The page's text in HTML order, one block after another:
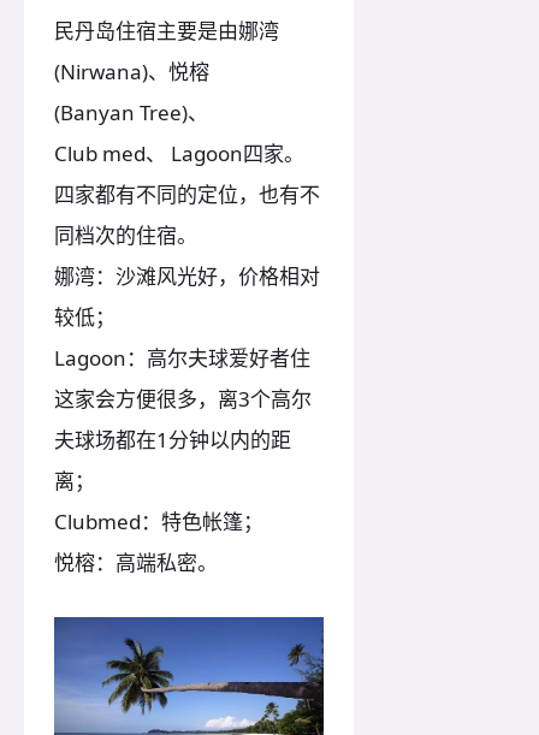
民丹岛住宿主要是由娜湾
(Nirwana)、悦榕
(Banyan Tree)、
Club med、 Lagoon四家。
四家都有不同的定位，也有不
同档次的住宿。
娜湾：沙滩风光好，价格相对
较低；
Lagoon：高尔夫球爱好者住
这家会方便很多，离3个高尔
夫球场都在1分钟以内的距
离；
Clubmed：特色帐篷；
悦榕：高端私密。